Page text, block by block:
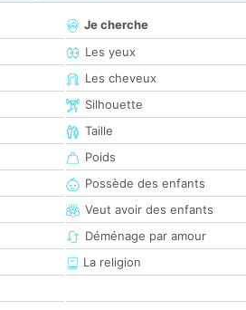
Je cherche
Les yeux
Les cheveux
Silhouette
Taille
Poids
Possède des enfants
Veut avoir des enfants
Déménage par amour
La religion